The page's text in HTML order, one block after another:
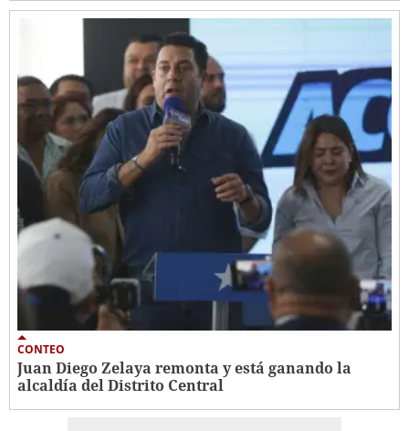
CONTEO
Juan Diego Zelaya remonta y está ganando la
alcaldía del Distrito Central